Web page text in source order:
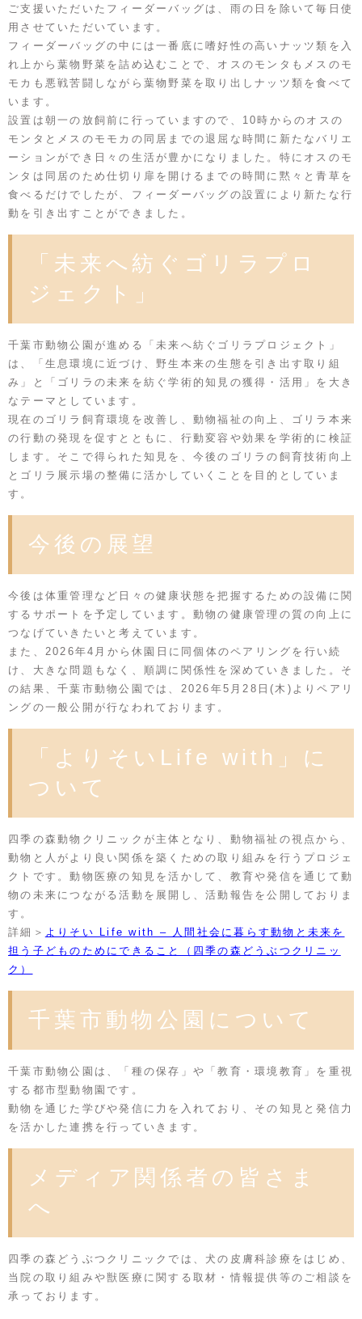
ご支援いただいたフィーダーバッグは、雨の日を除いて毎日使
用させていただいています。
フィーダーバッグの中には一番底に嗜好性の高いナッツ類を入
れ上から葉物野菜を詰め込むことで、オスのモンタもメスのモ
モカも悪戦苦闘しながら葉物野菜を取り出しナッツ類を食べて
います。
設置は朝一の放飼前に行っていますので、10時からのオスの
モンタとメスのモモカの同居までの退屈な時間に新たなバリエ
ーションができ日々の生活が豊かになりました。特にオスのモ
ンタは同居のため仕切り扉を開けるまでの時間に黙々と青草を
食べるだけでしたが、フィーダーバッグの設置により新たな行
動を引き出すことができました。
「未来へ紡ぐゴリラプロ
ジェクト」
千葉市動物公園が進める「未来へ紡ぐゴリラプロジェクト」
は、「生息環境に近づけ、野生本来の生態を引き出す取り組
み」と「ゴリラの未来を紡ぐ学術的知見の獲得・活用」を大き
なテーマとしています。
現在のゴリラ飼育環境を改善し、動物福祉の向上、ゴリラ本来
の行動の発現を促すとともに、行動変容や効果を学術的に検証
します。そこで得られた知見を、今後のゴリラの飼育技術向上
とゴリラ展示場の整備に活かしていくことを目的としていま
す。
今後の展望
今後は体重管理など日々の健康状態を把握するための設備に関
するサポートを予定しています。動物の健康管理の質の向上に
つなげていきたいと考えています。
また、2026年4月から休園日に同個体のペアリングを行い続
け、大きな問題もなく、順調に関係性を深めていきました。そ
の結果、千葉市動物公園では、2026年5月28日(木)よりペアリ
ングの一般公開が行なわれております。
「よりそいLife with」に
ついて
四季の森動物クリニックが主体となり、動物福祉の視点から、
動物と人がより良い関係を築くための取り組みを行うプロジェ
クトです。動物医療の知見を活かして、教育や発信を通じて動
物の未来につながる活動を展開し、活動報告を公開しておりま
す。
詳細＞ よりそい Life with – 人間社会に暮らす動物と未来を
担う子どものためにできること（四季の森どうぶつクリニッ
ク）
千葉市動物公園について
千葉市動物公園は、「種の保存」や「教育・環境教育」を重視
する都市型動物園です。
動物を通じた学びや発信に力を入れており、その知見と発信力
を活かした連携を行っていきます。
メディア関係者の皆さま
へ
四季の森どうぶつクリニックでは、犬の皮膚科診療をはじめ、
当院の取り組みや獣医療に関する取材・情報提供等のご相談を
承っております。